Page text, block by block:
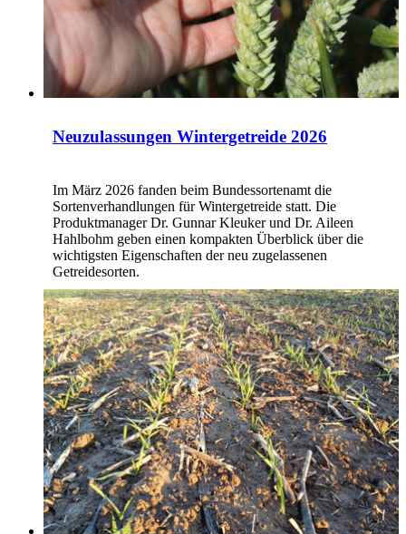
Neuzulassungen Wintergetreide 2026
Im März 2026 fanden beim Bundessortenamt die
Sortenverhandlungen für Wintergetreide statt. Die
Produktmanager Dr. Gunnar Kleuker und Dr. Aileen
Hahlbohm geben einen kompakten Überblick über die
wichtigsten Eigenschaften der neu zugelassenen
Getreidesorten.